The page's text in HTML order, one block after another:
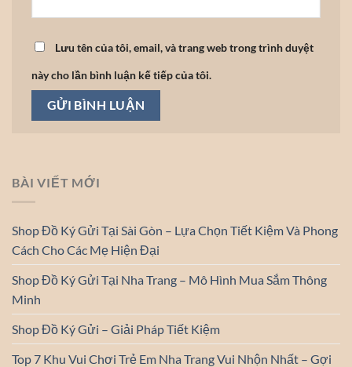
BÀI VIẾT MỚI
Shop Đồ Ký Gửi Tại Sài Gòn – Lựa Chọn Tiết Kiệm Và Phong
Cách Cho Các Mẹ Hiện Đại
Shop Đồ Ký Gửi Tại Nha Trang – Mô Hình Mua Sắm Thông
Minh
Shop Đồ Ký Gửi – Giải Pháp Tiết Kiệm
Top 7 Khu Vui Chơi Trẻ Em Nha Trang Vui Nhộn Nhất – Gợi
Lưu tên của tôi, email, và trang web trong trình duyệt
này cho lần bình luận kế tiếp của tôi.